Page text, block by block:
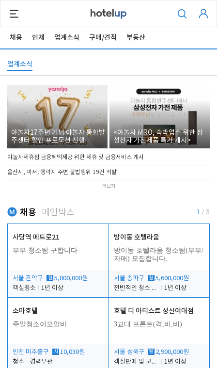
채용 인재 업계소식 구매/견적 부동산
업계소식
야놀자17주년 기념 야놀자 통합발
주센터 할인 프로모션 진행
<야놀자 MRO, 숙박업소 위한 삼
성전자 가전제품 특가 개시>
야놀자제휴점 금융혜택제공 위한 제휴 및 금융서비스 게시
울산시, 피서․행락지 주변 불법행위 19건 적발
더보기
채용 메인박스 1 / 3
사당역 메트로21
부부 청소팀 구합니다
서울 관악구 월 5,800,000원
객실청소
1년 이상
방이동 호텔라움
방이동 호텔라움 청소팀(부부/
자매) 모집합니다.
서울 송파구 월 5,600,000원
전반적인 청소 업무(객실청소.객실정리)
1년 이상
소마호텔
주말청소이모알바
인천 미추홀구 시 10,030원
청소
경력무관
호텔 디 아티스트 성신여대점
3교대 프론트(격,비,비)
서울 성북구 월 2,900,000원
객실판매 및 고객응대
1년 이상